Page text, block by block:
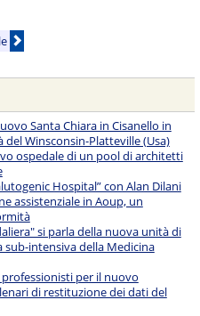
Santa Chiara in Cisanello in
del Winsconsin-Platteville (Usa)
ospedale di un pool di architetti
Hospital” con Alan Dilani
assistenziale in Aoup, un
si parla della nuova unità di
intensiva della Medicina
professionisti per il nuovo
di restituzione dei dati del